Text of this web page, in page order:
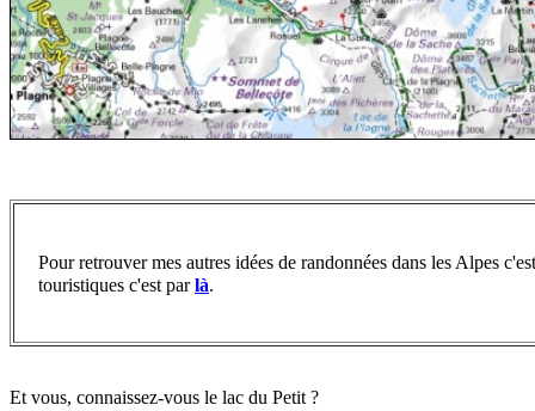
Pour retrouvermes autres idées de randonnées dans les Alpes
touristiques c'est parlà.
Et vous, connaissez-vous le lac du Petit ?